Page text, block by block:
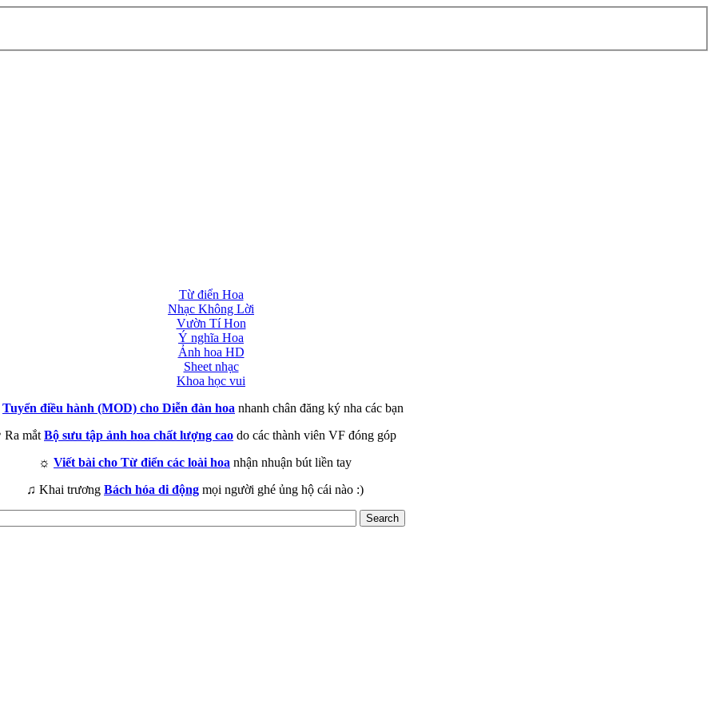
Từ điển Hoa
Nhạc Không Lời
Vườn Tí Hon
Ý nghĩa Hoa
Ảnh hoa HD
Sheet nhạc
Khoa học vui
Tuyển điều hành (MOD) cho Diễn đàn hoa nhanh chân đăng ký nha các bạn
Ra mắt Bộ sưu tập ảnh hoa chất lượng cao do các thành viên VF đóng góp
☼ Viết bài cho Từ điển các loài hoa nhận nhuận bút liền tay
♫ Khai trương Bách hóa di động mọi người ghé ủng hộ cái nào :)